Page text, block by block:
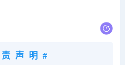
声明#